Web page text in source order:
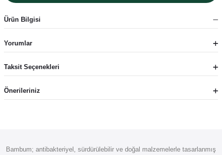
Ürün Bilgisi
Yorumlar
Taksit Seçenekleri
Önerileriniz
Bambum; antibakteriyel, sürdürülebilir ve doğal malzemelerle tasarlanmış